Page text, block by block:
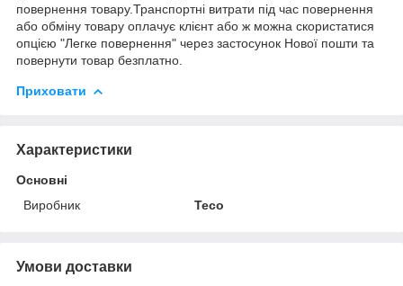
повернення товару.Транспортні витрати під час повернення
або обміну товару оплачує клієнт або ж можна скористатися
опцією "Легке повернення" через застосунок Нової пошти та
повернути товар безплатно.
Приховати
Характеристики
Основні
Виробник
Teco
Умови доставки